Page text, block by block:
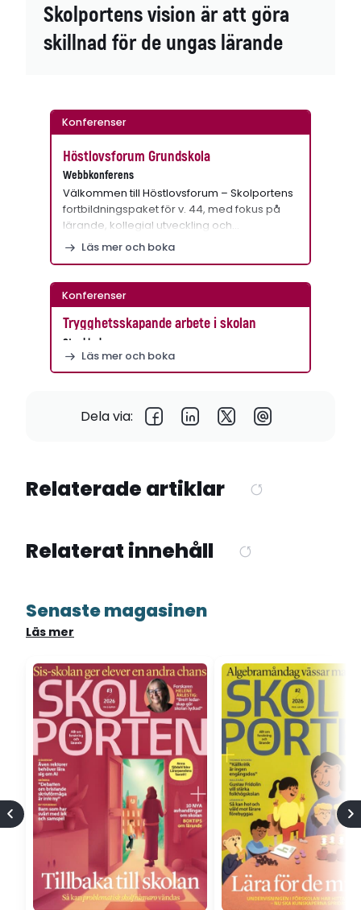
Skolportens vision är att göra
skillnad för de ungas lärande
Konferenser
Höstlovsforum Grundskola
Webbkonferens
Välkommen till Höstlovsforum – Skolportens
fortbildningspaket för v. 44, med fokus på
lärande, kollegial utveckling och…
Läs mer och boka
Konferenser
Trygghetsskapande arbete i skolan
Stockholm
Läs mer och boka
Dela via:
Relaterade artiklar
Relaterat innehåll
Senaste magasinen
Läs mer